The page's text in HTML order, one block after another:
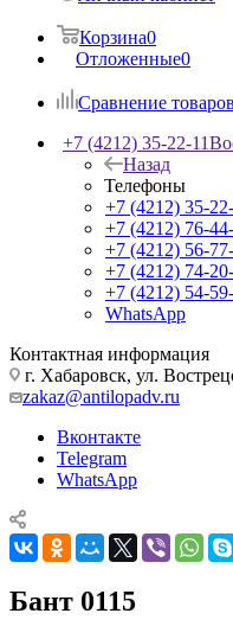
Корзина0
Отложенные0
Сравнение товаров
+7 (4212) 35-22-11
Назад
Телефоны
+7 (4212) 35-
+7 (4212) 76-
+7 (4212) 56-
+7 (4212) 74-
+7 (4212) 54-
WhatsApp
Контактная информация
г. Хабаровск, ул.
zakaz@antilopadv.ru
Вконтакте
Telegram
WhatsApp
Бант 0115